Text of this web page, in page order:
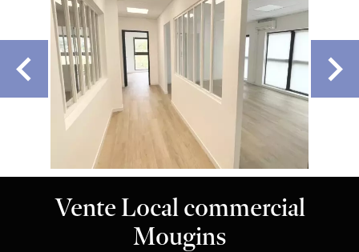
Vente Local commercial
Mougins